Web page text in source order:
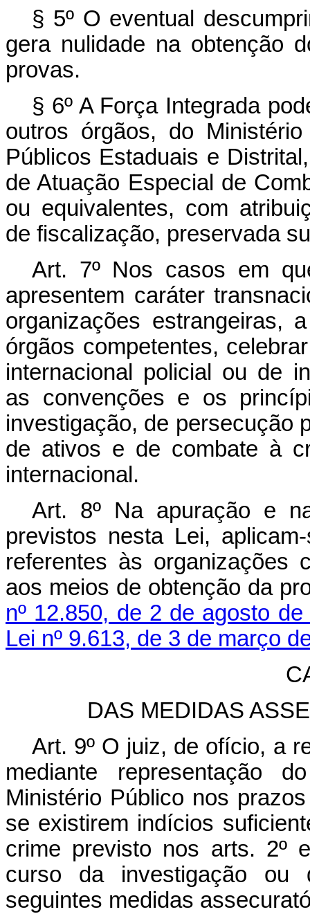
§ 5º O eventual
gera nulidade na obtenção
provas.
§ 6º A Força Integrada
outros órgãos, do
Públicos Estaduais e
de Atuação Especial de
ou equivalentes, com
de fiscalização, preservada
Art. 7º Nos casos em
apresentem caráter
organizações estrangeiras,
órgãos competentes,
internacional policial ou de
as convenções e os
investigação, de persecução
de ativos e de combate à
internacional.
Art. 8º Na apuração e
previstos nesta Lei,
referentes às organizações
aos meios de obtenção da
nº 12.850, de 2 de agosto de
Lei nº 9.613, de 3 de março
DAS MEDIDAS
Art. 9º O juiz, de ofício, a
mediante representação
Ministério Público nos
se existirem indícios
crime previsto nos arts. 2º
curso da investigação
seguintes medidas